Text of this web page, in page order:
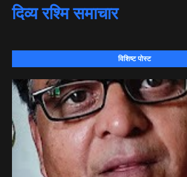
दिव्य रश्मि समाचार
विशिष्ट पोस्ट